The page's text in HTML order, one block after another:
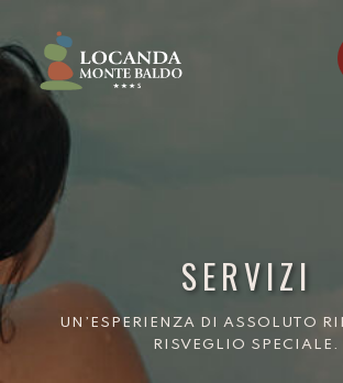
SERVIZI
UN’ESPERIENZA DI ASSOLUTO
RISVEGLIO SPECIALE.